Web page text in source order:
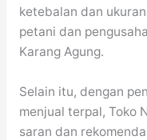
ketebalan dan
petani dan
Karang Agung.
Selain itu, dengan
menjual terpal, Toko
saran dan